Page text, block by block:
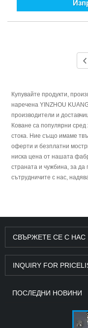
последните години.
Купувайте продукти,
наречена YINZHOU
производители и
Коване са популярни сред
стока. Ние също имаме
оферти и безплатни
ниска цена от нашата
страната и чужбина, за
сътрудничите с нас,
СВЪРЖЕТЕ СЕ С НАС
INQUIRY FOR
ПОСЛЕДНИ НОВИНИ